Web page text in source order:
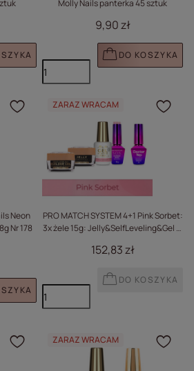
Molly Nails panterka 45 sztuk
9,90 zł
DO KOSZYKA
Neon
Nr 178
Kliknij, aby dodać
ZARAZ WRACAM
PRO MATCH SYSTEM 4+1 Pink Sorbet:
3x żele 15g: Jelly&SelfLeveling&Gel in
152,83 zł
DO KOSZYKA
Kliknij, aby dodać
ZARAZ WRACAM